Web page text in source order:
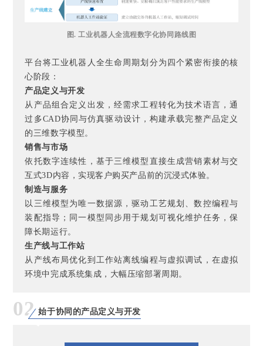
图. 工业机器人全流程数字化协同路线图
平台将工业机器人全生命周期划分为四个紧密衔接的核
心阶段：
产品定义与开发
从产品组合定义出发，经需求工程转化为技术语言，通
过多CAD协同与仿真驱动设计，构建承载完整产品定义
的三维数字模型。
销售与市场
依托数字连续性，基于三维模型直接生成营销素材与交
互式3D内容，实现客户购买产品前的沉浸式体验。
制造与服务
以三维模型为唯一数据源，驱动工艺规划、数控编程与
装配指导；同一模型同步用于规划可视化维护任务，保
障长期运行。
生产线与工作站
从产线布局优化到工作站离线编程与虚拟调试，在虚拟
环境中完成系统集成，大幅压缩部署周期。
02 始于协同的产品定义与开发